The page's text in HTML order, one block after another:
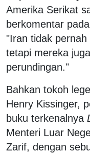
Amerika Serikat
berkomentar
"Iran tidak
tetapi mereka
perundingan."
Bahkan tokoh
Henry Kissinger,
buku terkenalnya
Menteri Luar
Zarif, dengan